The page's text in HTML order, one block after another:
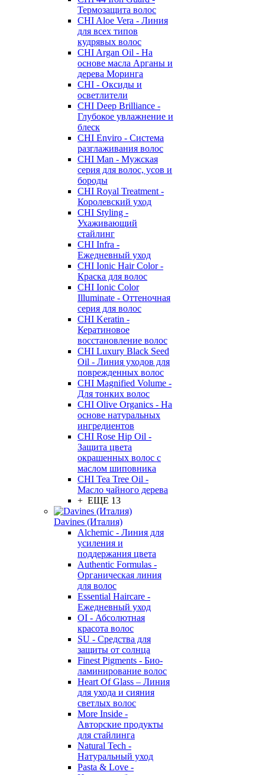
Термозащита волос
CHI Aloe Vera - Линия
для всех типов
кудрявых волос
CHI Argan Oil - На
основе масла Арганы и
дерева Моринга
CHI - Оксиды и
осветлители
CHI Deep Brilliance -
Глубокое увлажнение и
блеск
CHI Enviro - Система
разглаживания волос
CHI Man - Мужская
серия для волос, усов и
бороды
CHI Royal Treatment -
Королевский уход
CHI Styling -
Ухаживающий
стайлинг
CHI Infra -
Ежедневный уход
CHI Ionic Hair Color -
Краска для волос
CHI Ionic Color
Illuminate - Оттеночная
серия для волос
CHI Keratin -
Кератиновое
восстановление волос
CHI Luxury Black Seed
Oil - Линия уходов для
поврежденных волос
CHI Magnified Volume -
Для тонких волос
CHI Olive Organics - На
основе натуральных
ингредиентов
CHI Rose Hip Oil -
Защита цвета
окрашенных волос с
маслом шиповника
CHI Tea Tree Oil -
Масло чайного дерева
+ ЕЩЕ 13
Davines (Италия)
Alchemic - Линия для
усиления и
поддержания цвета
Authentic Formulas -
Органическая линия
для волос
Essential Haircare -
Eжедневный уход
OI - Абсолютная
красота волос
SU - Средства для
защиты от солнца
Finest Pigments - Био-
ламинирование волос
Heart Of Glass – Линия
для ухода и сияния
светлых волос
More Inside -
Авторские продукты
для стайлинга
Natural Tech -
Натуральный уход
Pasta & Love -